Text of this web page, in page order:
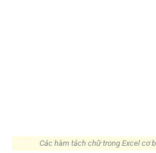
Các hàm tách chữ trong Excel cơ